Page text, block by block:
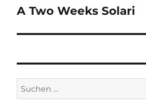
Nächster
A Two Weeks Solari
Suchen
nach: